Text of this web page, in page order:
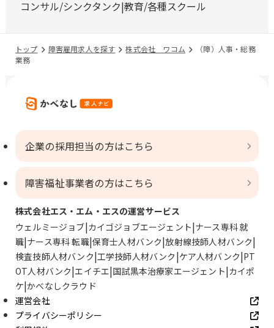
コンサル/シンクタンク 教育/各種スクール
トップ 障害雇用求人を探す 株式会社 ワコム
（障）人事・総務
業務
企業の採用担当の方はこちら
障害福祉事業者の方はこちら
株式会社エス・エム・エスの運営サービス
ウェルミージョブ カイゴジョブエージェント ナース専科 就
職 ナース専科 転職 保育士人材バンク 放射線技師人材バンク
検査技師人材バンク 工学技師人材バンク ケア人材バンク PT
OT人材バンク エイチエ 国試黒本治療家エージェント カイポ
ケ かべなしクラウド
運営会社
プライバシーポリシー